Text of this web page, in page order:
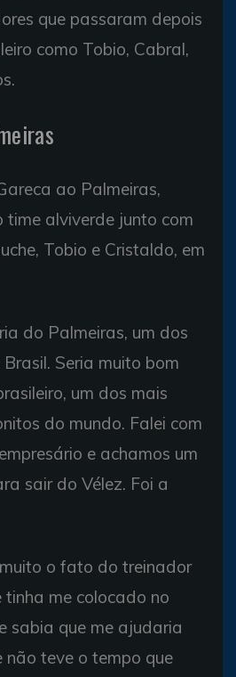
que passaram depois
como Tobio, Cabral,
ao Palmeiras,
time alviverde junto com
Tobio e Cristaldo, em
do Palmeiras, um dos
Seria muito bom
um dos mais
do mundo. Falei com
e achamos um
sair do Vélez. Foi a
o fato do treinador
tinha me colocado no
sabia que me ajudaria
não teve o tempo que